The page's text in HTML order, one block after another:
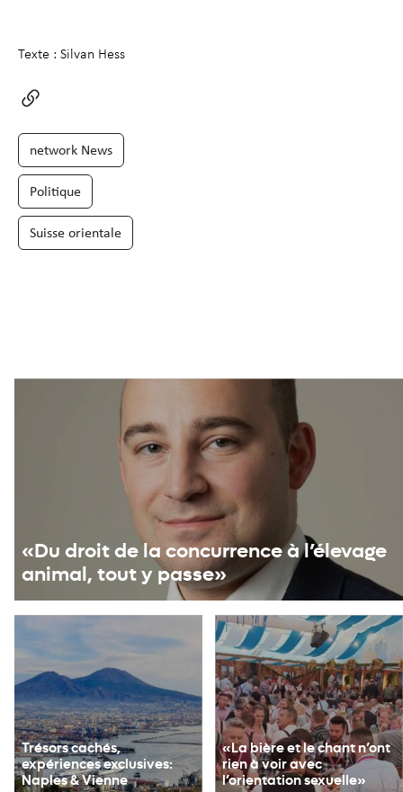
Texte : Silvan Hess
network News
Politique
Suisse orientale
Trésors cachés,
expériences exclusives:
Naples & Vienne
«La bière et le chant n’ont
rien à voir avec
l’orientation sexuelle»
«Du droit de la concurrence à l’élevage
animal, tout y passe»